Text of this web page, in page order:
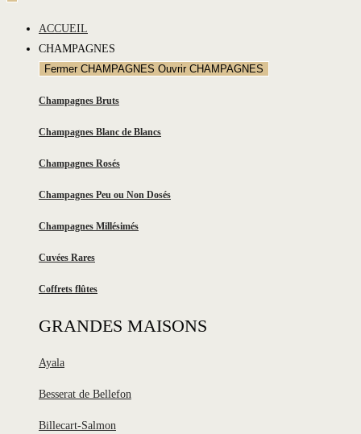
ACCUEIL
CHAMPAGNES
Fermer CHAMPAGNES Ouvrir CHAMPAGNES
Champagnes Bruts
Champagnes Blanc de Blancs
Champagnes Rosés
Champagnes Peu ou Non Dosés
Champagnes Millésimés
Cuvées Rares
Coffrets flûtes
GRANDES MAISONS
Ayala
Besserat de Bellefon
Billecart-Salmon